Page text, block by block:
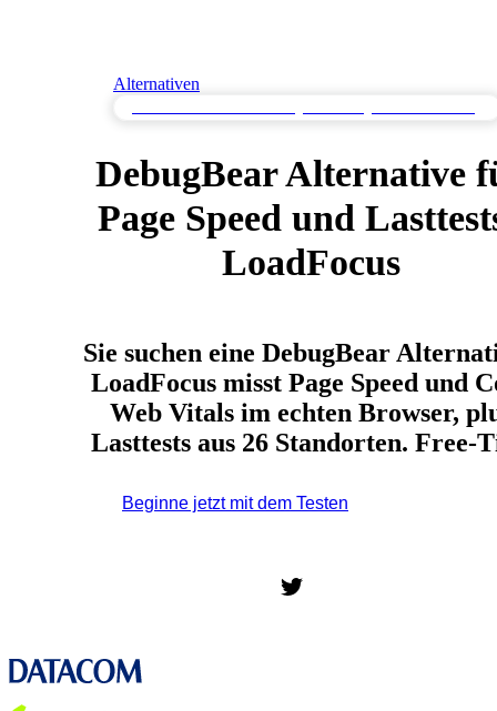
Alternativen
DebugBear Alternative
Page Speed und
LoadFocus
Sie suchen eine DebugBear
LoadFocus misst Page Speed und
Web Vitals im echten Browser,
Lasttests aus 26 Standorten. Free-
Beginne jetzt mit dem Testen